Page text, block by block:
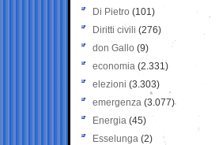
Di Pietro (101)
Diritti civili (276)
don Gallo (9)
economia (2.331)
elezioni (3.303)
emergenza (3.077)
Energia (45)
Esselunga (2)